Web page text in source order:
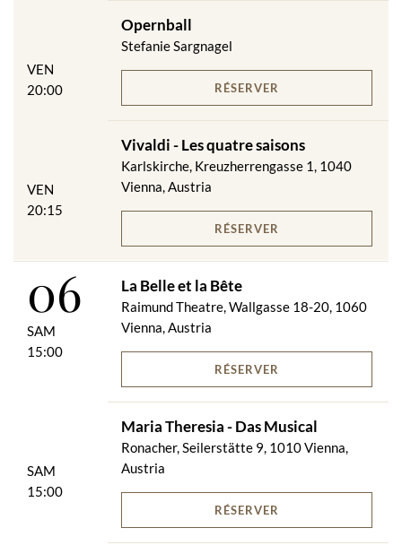
VEN
20:00
Opernball
Stefanie Sargnagel
RÉSERVER
VEN
20:15
Vivaldi - Les quatre saisons
Karlskirche, Kreuzherrengasse 1, 1040
Vienna, Austria
RÉSERVER
06
SAM
15:00
La Belle et la Bête
Raimund Theatre, Wallgasse 18-20, 1060
Vienna, Austria
RÉSERVER
SAM
15:00
Maria Theresia - Das Musical
Ronacher, Seilerstätte 9, 1010 Vienna,
Austria
RÉSERVER